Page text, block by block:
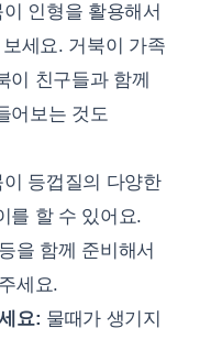
이 인형을 활용해서
세요. 거북이 가족
이 친구들과 함께
어보는 것도
이 등껍질의 다양한
를 할 수 있어요.
을 함께 준비해서
세요.
요: 물때가 생기지